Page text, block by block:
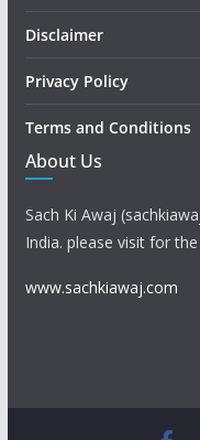
Disclaimer
Privacy Policy
Terms and Conditions
About Us
Sach Ki Awaj
India. please visit for
www.sachkiawaj.com